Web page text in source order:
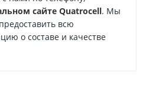
сайте Quatrocell. Мы
всю
о составе и качестве